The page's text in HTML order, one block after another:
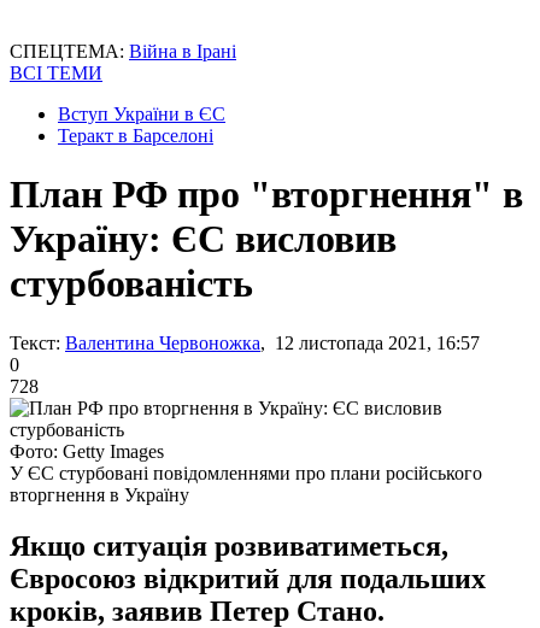
СПЕЦТЕМА: Війна в Ірані
ВСІ ТЕМИ
Вступ України в ЄС
Теракт в Барселоні
План РФ про "вторгнення" в
Україну: ЄС висловив
стурбованість
Текст: Валентина Червоножка, 12 листопада 2021, 16:57
0
728
Фото: Getty Images
У ЄС стурбовані повідомленнями про плани російського
вторгнення в Україну
Якщо ситуація розвиватиметься,
Євросоюз відкритий для подальших
кроків, заявив Петер Стано.